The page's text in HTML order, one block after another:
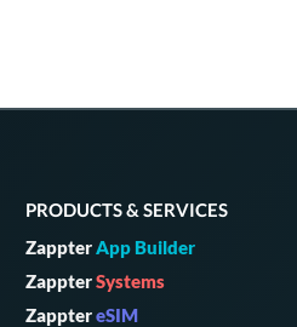
PRODUCTS & SERVICES
ZappterApp Builder
ZappterSystems
ZapptereSIM